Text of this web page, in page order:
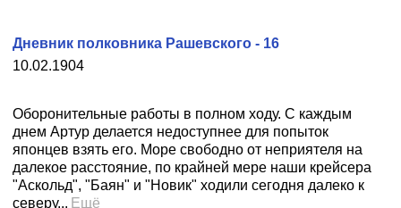
10.02.1904
Дневник полковника Рашевского - 16
Оборонительные работы в полном ходу. С каждым
днем Артур делается недоступнее для попыток
японцев взять его. Море свободно от неприятеля на
далекое расстояние, по крайней мере наши крейсера
"Аскольд", "Баян" и "Новик" ходили сегодня далеко к
северу... Ещё